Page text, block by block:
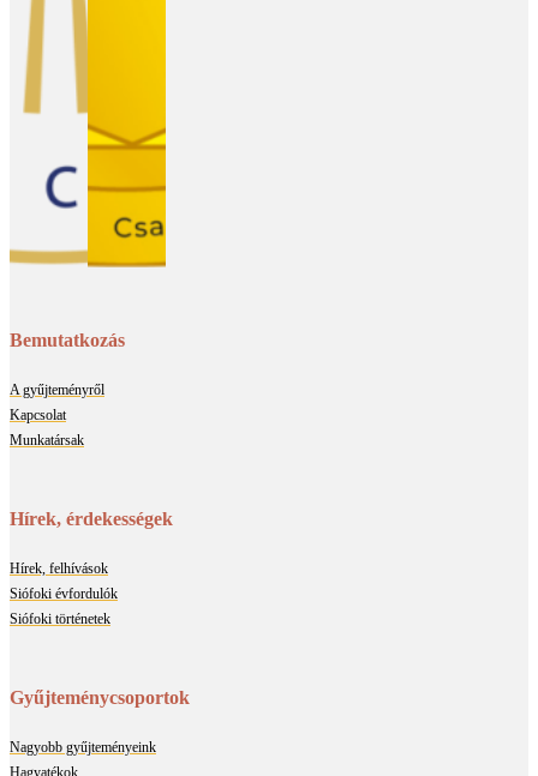
Bemutatkozás
A gyűjteményről
Kapcsolat
Munkatársak
Hírek, érdekességek
Hírek, felhívások
Siófoki évfordulók
Siófoki történetek
Gyűjteménycsoportok
Nagyobb gyűjteményeink
Hagyatékok